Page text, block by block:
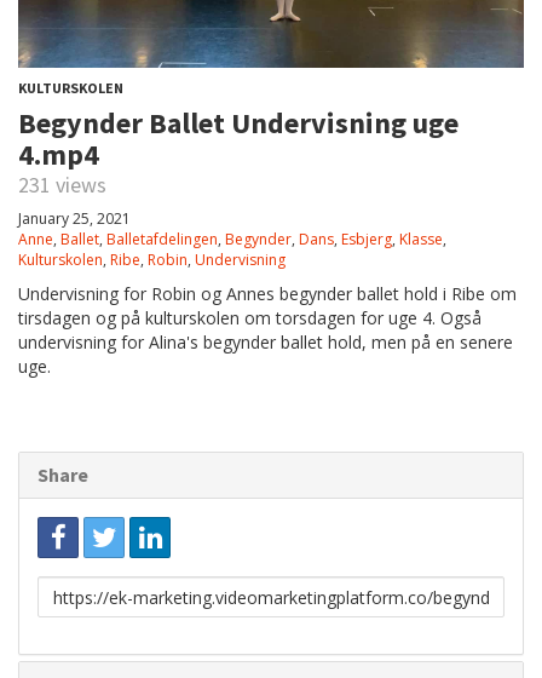
KULTURSKOLEN
Begynder Ballet Undervisning uge
4.mp4
231 views
January 25, 2021
Anne, Ballet, Balletafdelingen, Begynder, Dans, Esbjerg, Klasse,
Kulturskolen, Ribe, Robin, Undervisning
Undervisning for Robin og Annes begynder ballet hold i Ribe om
tirsdagen og på kulturskolen om torsdagen for uge 4. Også
undervisning for Alina's begynder ballet hold, men på en senere
uge.
Share
Link
to